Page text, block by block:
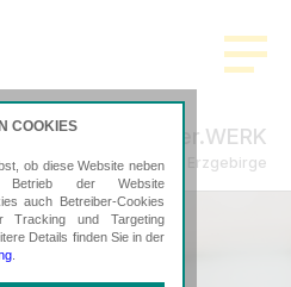
Steuer.WERK
Steuerberatung im Erzgebirge
COOKIES
ob diese Website neben
Betrieb der Website
auch Betreiber-Cookies
Tracking und Targeting
Details finden Sie in der